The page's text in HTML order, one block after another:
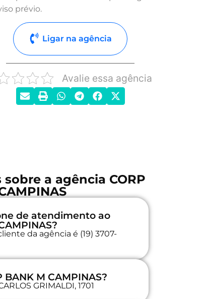
prévio.
Ligar na agência
Avalie essa agência
a agência CORP
de atendimento ao
da agência é (19) 3707-
M CAMPINAS?
GRIMALDI, 1701